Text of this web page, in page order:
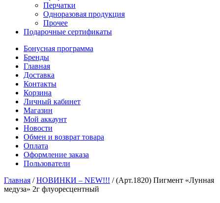
Перчатки
Одноразовая продукция
Прочее
Подарочные сертификаты
Бонусная программа
Бренды
Главная
Доставка
Контакты
Корзина
Личный кабинет
Магазин
Мой аккаунт
Новости
Обмен и возврат товара
Оплата
Оформление заказа
Пользователи
Главная /НОВИНКИ – NEW!!! /(Арт.1820) Пигмент «Лунная
медуза» 2г флуоресцентный